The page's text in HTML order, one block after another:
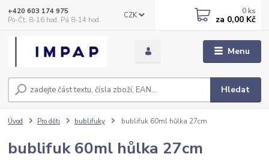
Menu
CZK
Hledat
+420 603 174 975
Po-Čt, 8-16 hod. Pá 8-14 hod.
0 ks
za 0,00 Kč
Úvod Pro děti bublifuky bublifuk 60ml hůlka 27cm
bublifuk 60ml hůlka 27cm